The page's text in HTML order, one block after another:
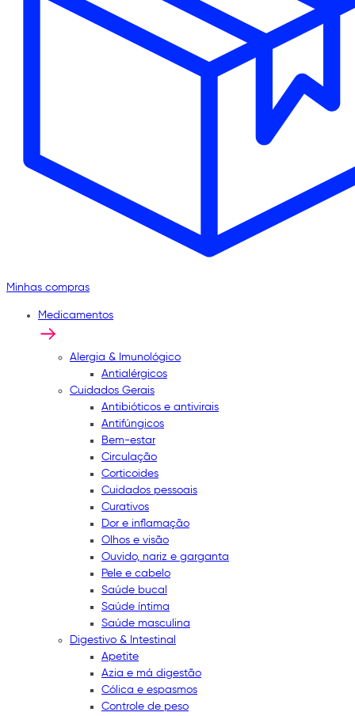
Minhas compras
Medicamentos
Alergia & Imunológico
Antialérgicos
Cuidados Gerais
Antibióticos e antivirais
Antifúngicos
Bem-estar
Circulação
Corticoides
Cuidados pessoais
Curativos
Dor e inflamação
Olhos e visão
Ouvido, nariz e garganta
Pele e cabelo
Saúde bucal
Saúde íntima
Saúde masculina
Digestivo & Intestinal
Apetite
Azia e má digestão
Cólica e espasmos
Controle de peso